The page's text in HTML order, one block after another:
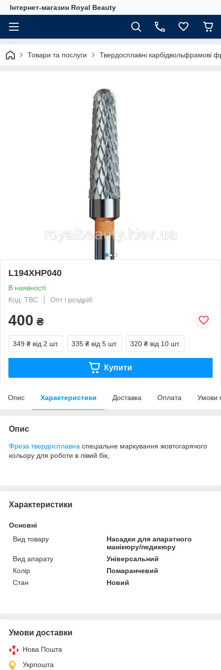
Інтернет-магазин Royal Beauty
Товари та послуги Твердосплавні карбідвольфрамові
L194XHP040
В наявності
Код: ТВС
Опт і роздріб
400 ₴
349 ₴ від 2 шт. 335 ₴ від 5 шт. 320 ₴ від 10 шт.
Купити
Опис Характеристики Доставка Оплата Умови
Опис
Фреза твердосплавна спеціальне маркування жовтогарячого
кольору для роботи в лівий бік,
Характеристики
Основні
Вид товару
Насадки для апаратного
манікюру/педикюру
Вид апарату
Універсальний
Колір
Помаранчевий
Стан
Новий
Умови доставки
Нова Пошта
Укрпошта